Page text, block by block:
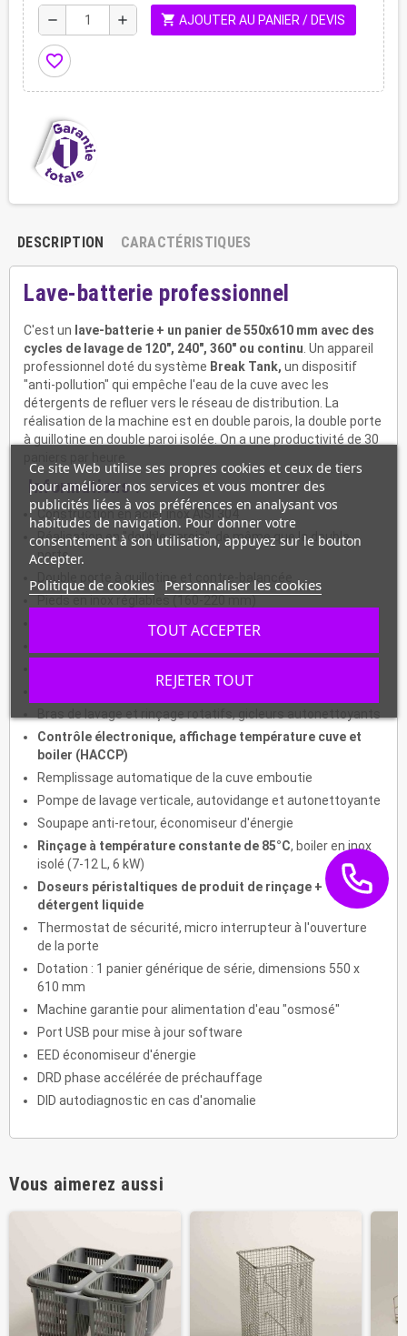
remove add shopping_cart AJOUTER AU PANIER / DEVIS
favorite_border
DESCRIPTION CARACTÉRISTIQUES
Lave-batterie professionnel
C'est un lave-batterie + un panier de 550x610 mm avec des
cycles de lavage de 120", 240", 360" ou continu . Un appareil
professionnel doté du système Break Tank, un dispositif
"anti-pollution" qui empêche l'eau de la cuve avec les
détergents de refluer vers le réseau de distribution. La
réalisation de la machine est en double parois, la double porte
à guillotine en double paroi isolée. On a une productivité de 30
Informations :
Construction en acier inox AISI 304
Réalisation en "double parois", de même que la double
porte
Double porte à guillotine et contre-balancée
Lave-batterie + système Break Tank, anti-pollution
Hauteur de charge platines : 650 mm
Contrôle électronique, affichage température cuve et
boiler (HACCP)
Remplissage automatique de la cuve emboutie
Pompe de lavage verticale, autovidange et autonettoyante
Soupape anti-retour, économiseur d'énergie
Rinçage à température constante de 85°C, boiler en inox
isolé (7-12 L, 6 kW)
Doseurs péristaltiques de produit de rinçage +
détergent liquide
Thermostat de sécurité, micro interrupteur à l'ouverture
de la porte
Dotation : 1 panier générique de série, dimensions 550 x
610 mm
Machine garantie pour alimentation d'eau "osmosé"
Port USB pour mise à jour software
EED économiseur d'énergie
DRD phase accélérée de préchauffage
DID autodiagnostic en cas d'anomalie
Vous aimerez aussi
Ce site Web utilise ses propres cookies et ceux de tiers
pour améliorer nos services et vous montrer des
publicités liées à vos préférences en analysant vos
habitudes de navigation. Pour donner votre
consentement à son utilisation, appuyez sur le bouton
Accepter.
Politique de cookies Personnaliser les cookies
REJETER TOUT
TOUT ACCEPTER